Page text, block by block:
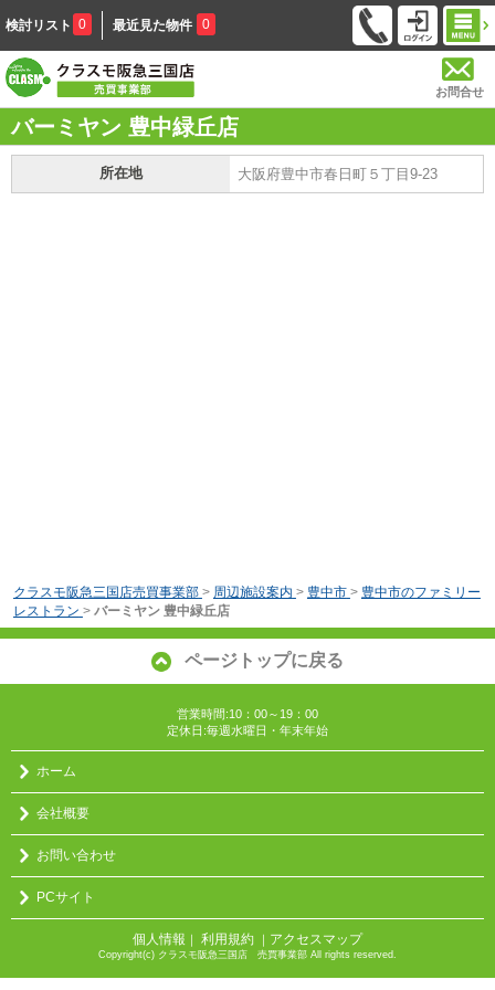
検討リスト 0 最近見た物件 0
お問合せ
バーミヤン 豊中緑丘店
所在地 大阪府豊中市春日町５丁目9-23
クラスモ阪急三国店売買事業部 > 周辺施設案内 > 豊中市 > 豊中市のファミリー
レストラン > バーミヤン 豊中緑丘店
ページトップに戻る
営業時間:10：00～19：00
定休日:毎週水曜日・年末年始
ホーム
会社概要
お問い合わせ
PCサイト
個人情報 ｜ 利用規約 ｜ アクセスマップ
Copyright(c) クラスモ阪急三国店 売買事業部 All rights reserved.